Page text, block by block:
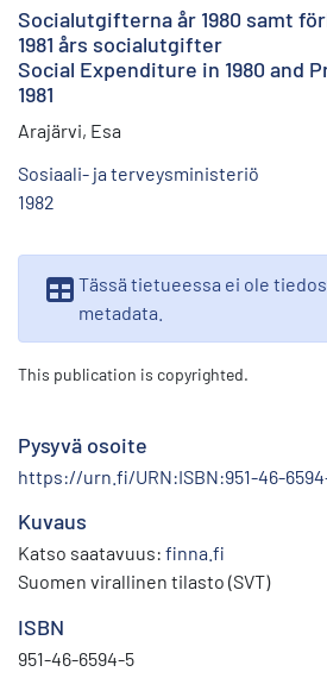
Socialutgifterna år 1980 samt
1981 års socialutgifter
Social Expenditure in 1980 and
1981
Arajärvi, Esa
Sosiaali- ja terveysministeriö
1982
Tässä tietueessa ei ole
metadata.
This publication is copyrighted.
Pysyvä osoite
https://urn.fi/URN:ISBN:951-46-
Kuvaus
Katso saatavuus: finna.fi
Suomen virallinen tilasto (SVT)
ISBN
951-46-6594-5